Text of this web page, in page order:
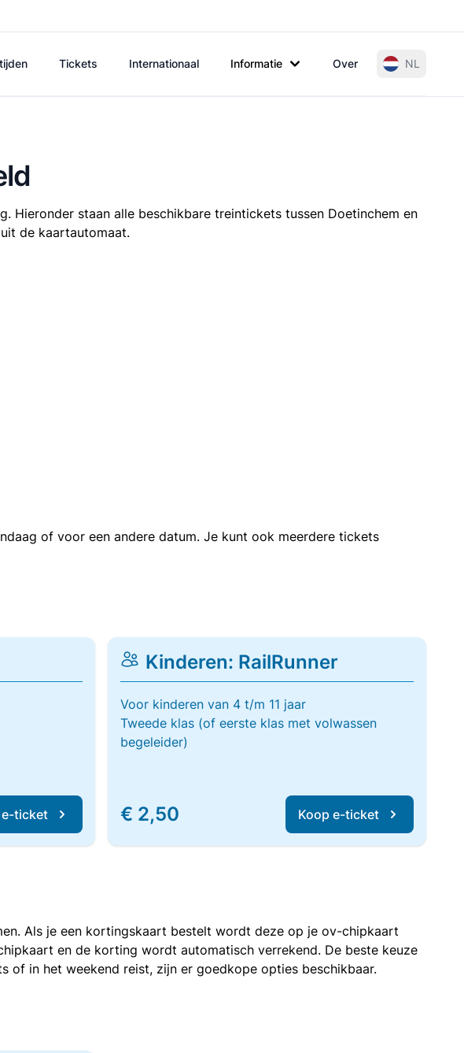
Tickets Internationaal Informatie Over NL
Hieronder staan alle beschikbare treintickets tussen Doetinchem en
de kaartautomaat.
of voor een andere datum. Je kunt ook meerdere tickets
e-ticket
Kinderen: RailRunner
Voor kinderen van 4 t/m 11 jaar
Tweede klas (of eerste klas met volwassen
begeleider)
€ 2,50 Koop e-ticket
Als je een kortingskaart bestelt wordt deze op je ov-chipkaart
en de korting wordt automatisch verrekend. De beste keuze
of in het weekend reist, zijn er goedkope opties beschikbaar.